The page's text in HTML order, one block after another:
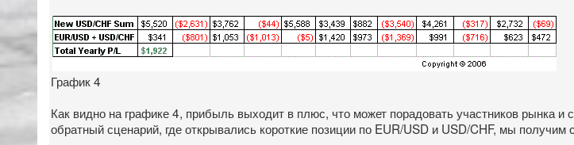
График 4
Как видно на графике 4, прибыль выходит в плюс, что может порадовать участников рынка
обратный сценарий, где открывались короткие позиции по EUR/USD и USD/CHF, мы получим